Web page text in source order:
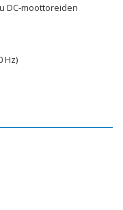
DC-moottoreiden
Hz)